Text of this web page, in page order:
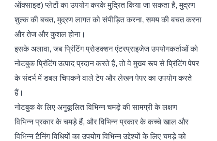
ऑक्साइड) प्लेटों का उपयोग करके मुद्रित किया जा सकता है, मुद्रण
शुल्क की बचत, मुद्रण लागत को संपीड़ित करना, समय की बचत करना
और तेज और कुशल होना।
इसके अलावा, जब प्रिंटिंग प्रोडक्शन एंटरप्राइजेज उपयोगकर्ताओं को
नोटबुक प्रिंटिंग उत्पाद प्रदान करते हैं, तो वे मुख्य रूप से प्रिंटिंग पेपर
के संदर्भ में डबल चिपकने वाले टेप और लेखन पेपर का उपयोग करते
हैं।
नोटबुक के लिए अनुकूलित विभिन्न चमड़े की सामग्री के लक्षण
विभिन्न प्रकार के चमड़े हैं, और विभिन्न प्रकार के कच्चे खाल और
विभिन्न टैनिंग विधियों का उपयोग विभिन्न उद्देश्यों के लिए चमड़े को